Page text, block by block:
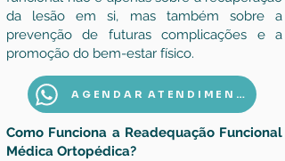
da lesão em si, mas também sobre a
prevenção de futuras complicações e a
promoção do bem-estar físico.
AGENDAR ATENDIMENTO
Como Funciona a Readequação Funcional
Médica Ortopédica?